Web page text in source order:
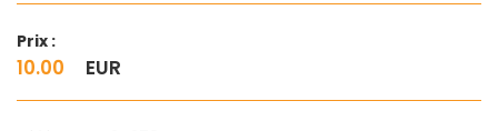
Prix :
10.00 EUR